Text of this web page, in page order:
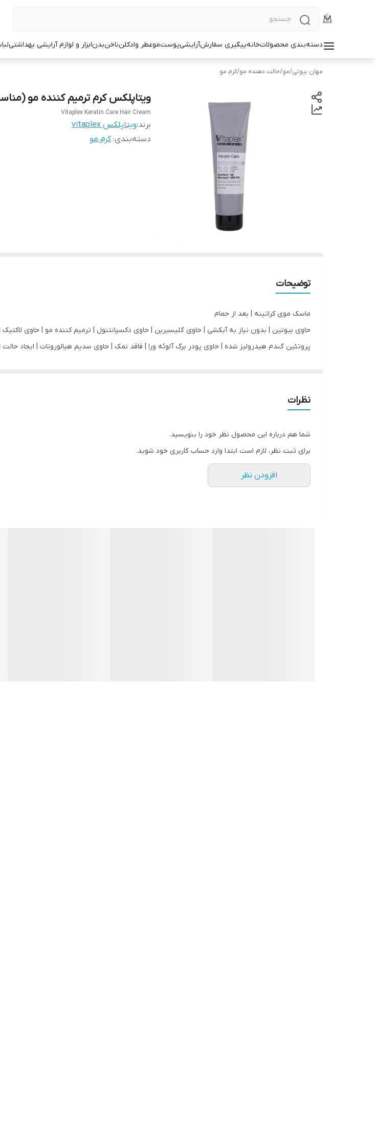
دسته‌بندی محصولاتخانهپیگیری سفارشآرایشیپوستموعطر وادکلنناخنبدنابزار و لوازم آرایشی بهداشتی
مهان بیوتی/مو/حالت دهنده مو/کرم مو
ویتاپلکس کرم ترمیم کننده مو
Vitaplex Keratin Care Hair Cream
برند:ویتاپلکس vitaplex
دسته‌بندی:کرم مو
توضیحات
ماسک موی کراتینه | بعد از حمام
حاوی بیوتین | بدون نیاز به آبکشی | حاوی گلیسیرین | حاوی دکسپانتنول | ترمیم کننده مو | حاوی
پروتئین گندم هیدرولیز شده | حاوی پودر برگ آلوئه ورا | فاقد نمک | حاوی سدیم هیالورونات | ایجاد حالت
نظرات
شما هم درباره این محصول نظر خود را بنویسید.
برای ثبت نظر، لازم است ابتدا وارد حساب کاربری خود شوید.
افزودن نظر